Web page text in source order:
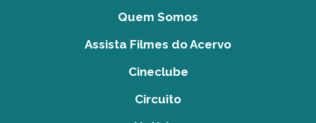
Quem Somos
Assista Filmes do Acervo
Cineclube
Circuito